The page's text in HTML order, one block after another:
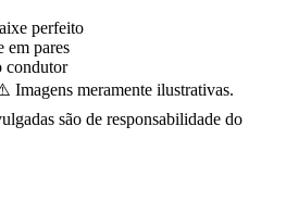
perfeito
em pares
condutor
Imagens meramente ilustrativas.
são de responsabilidade do